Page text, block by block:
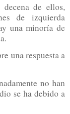
de ellos,
de izquierda
una minoría de
una respuesta a
no han
se ha debido a